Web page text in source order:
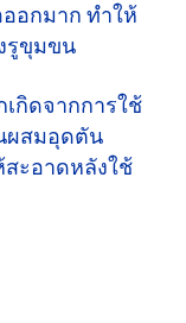
ออกมาก ทำให้
รูขุมขน
กิดจากการใช้
ผสมอุดตัน
ะอาดหลังใช้